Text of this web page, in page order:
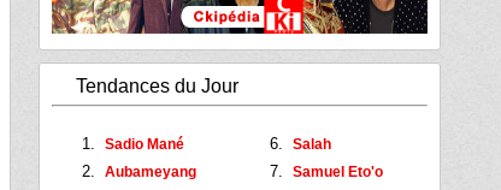
Tendances du Jour
Sadio Mané
Aubameyang
Salah
Samuel Eto'o